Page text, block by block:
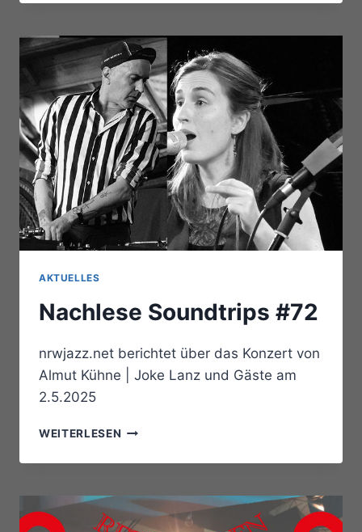
UND
AKTUELLES
Nachlese Soundtrips #72
nrwjazz.net berichtet über das Konzert von
Almut Kühne | Joke Lanz und Gäste am
2.5.2025
WEITERLESEN NACHLESE
#72